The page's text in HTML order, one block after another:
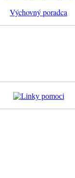
Výchovný poradca